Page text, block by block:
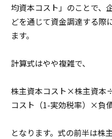
均資本コスト」のことで、
どを通じて資金調達する際
ます。
計算式はやや複雑で、
株主資本コスト×株主資本
コスト（1-実効税率）×負
となります。式の前半は株